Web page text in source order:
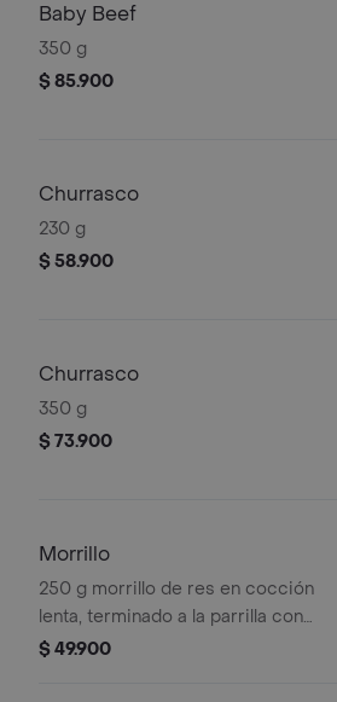
Baby Beef
350 g
$ 85.900
Churrasco
230 g
$ 58.900
Churrasco
350 g
$ 73.900
Morrillo
250 g morrillo de res en cocción
lenta, terminado a la parrilla con
chimichurri.
$ 49.900